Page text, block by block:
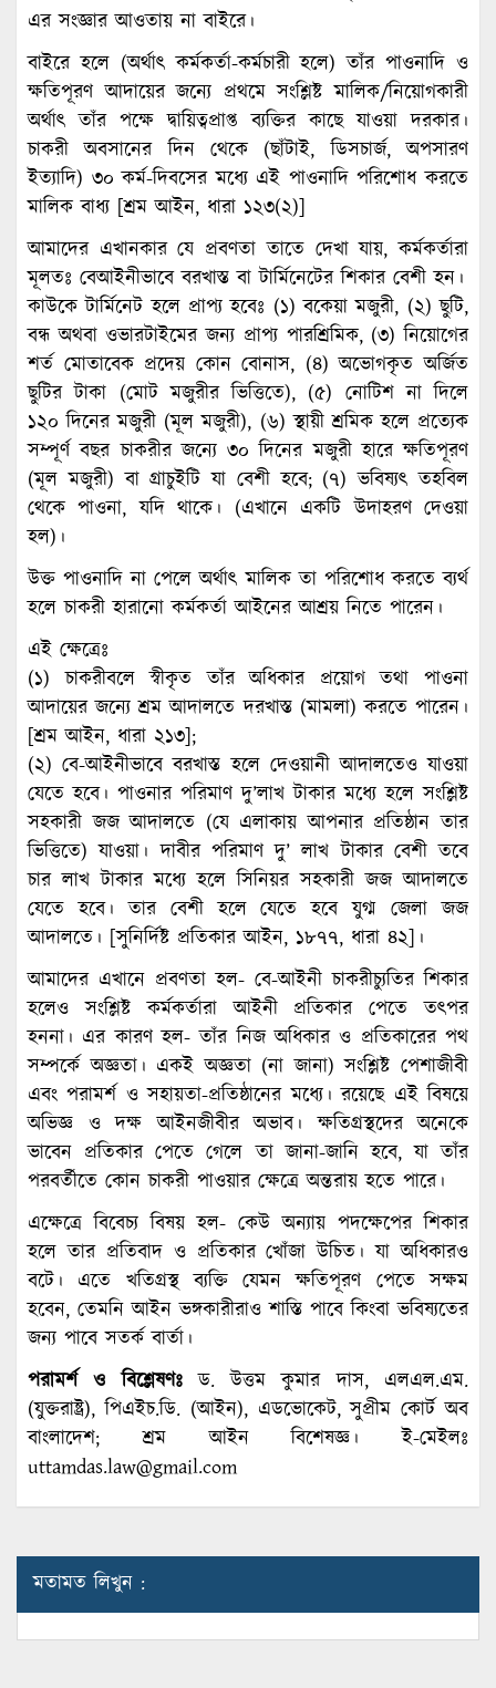
এর সংজ্ঞার আওতায় না বাইরে।
বাইরে হলে (অর্থাৎ কর্মকর্তা-কর্মচারী হলে) তাঁর পাওনাদি ও
ক্ষতিপূরণ আদায়ের জন্যে প্রথমে সংশ্লিষ্ট মালিক/নিয়োগকারী
অর্থাৎ তাঁর পক্ষে দ্বায়িত্বপ্রাপ্ত ব্যক্তির কাছে যাওয়া দরকার।
চাকরী অবসানের দিন থেকে (ছাঁটাই, ডিসচার্জ, অপসারণ
ইত্যাদি) ৩০ কর্ম-দিবসের মধ্যে এই পাওনাদি পরিশোধ করতে
মালিক বাধ্য [শ্রম আইন, ধারা ১২৩(২)]
আমাদের এখানকার যে প্রবণতা তাতে দেখা যায়, কর্মকর্তারা
মূলতঃ বেআইনীভাবে বরখাস্ত বা টার্মিনেটের শিকার বেশী হন।
কাউকে টার্মিনেট হলে প্রাপ্য হবেঃ (১) বকেয়া মজুরী, (২) ছুটি,
বন্ধ অথবা ওভারটাইমের জন্য প্রাপ্য পারশ্রিমিক, (৩) নিয়োগের
শর্ত মোতাবেক প্রদেয় কোন বোনাস, (৪) অভোগকৃত অর্জিত
ছুটির টাকা (মোট মজুরীর ভিত্তিতে), (৫) নোটিশ না দিলে
১২০ দিনের মজুরী (মূল মজুরী), (৬) স্থায়ী শ্রমিক হলে প্রত্যেক
সম্পূর্ণ বছর চাকরীর জন্যে ৩০ দিনের মজুরী হারে ক্ষতিপূরণ
(মূল মজুরী) বা গ্রাচুইটি যা বেশী হবে; (৭) ভবিষ্যৎ তহবিল
থেকে পাওনা, যদি থাকে। (এখানে একটি উদাহরণ দেওয়া
হল)।
উক্ত পাওনাদি না পেলে অর্থাৎ মালিক তা পরিশোধ করতে ব্যর্থ
হলে চাকরী হারানো কর্মকর্তা আইনের আশ্রয় নিতে পারেন।
এই ক্ষেত্রেঃ
(১) চাকরীবলে স্বীকৃত তাঁর অধিকার প্রয়োগ তথা পাওনা
আদায়ের জন্যে শ্রম আদালতে দরখাস্ত (মামলা) করতে পারেন।
[শ্রম আইন, ধারা ২১৩];
(২) বে-আইনীভাবে বরখাস্ত হলে দেওয়ানী আদালতেও যাওয়া
যেতে হবে। পাওনার পরিমাণ দু’লাখ টাকার মধ্যে হলে সংশ্লিষ্ট
সহকারী জজ আদালতে (যে এলাকায় আপনার প্রতিষ্ঠান তার
ভিত্তিতে) যাওয়া। দাবীর পরিমাণ দু’ লাখ টাকার বেশী তবে
চার লাখ টাকার মধ্যে হলে সিনিয়র সহকারী জজ আদালতে
যেতে হবে। তার বেশী হলে যেতে হবে যুগ্ম জেলা জজ
আদালতে। [সুনির্দিষ্ট প্রতিকার আইন, ১৮৭৭, ধারা ৪২]।
আমাদের এখানে প্রবণতা হল- বে-আইনী চাকরীচ্যুতির শিকার
হলেও সংশ্লিষ্ট কর্মকর্তারা আইনী প্রতিকার পেতে তৎপর
হননা। এর কারণ হল- তাঁর নিজ অধিকার ও প্রতিকারের পথ
সম্পর্কে অজ্ঞতা। একই অজ্ঞতা (না জানা) সংশ্লিষ্ট পেশাজীবী
এবং পরামর্শ ও সহায়তা-প্রতিষ্ঠানের মধ্যে। রয়েছে এই বিষয়ে
অভিজ্ঞ ও দক্ষ আইনজীবীর অভাব। ক্ষতিগ্রস্থদের অনেকে
ভাবেন প্রতিকার পেতে গেলে তা জানা-জানি হবে, যা তাঁর
পরবর্তীতে কোন চাকরী পাওয়ার ক্ষেত্রে অন্তরায় হতে পারে।
এক্ষেত্রে বিবেচ্য বিষয় হল- কেউ অন্যায় পদক্ষেপের শিকার
হলে তার প্রতিবাদ ও প্রতিকার খোঁজা উচিত। যা অধিকারও
বটে। এতে খতিগ্রস্থ ব্যক্তি যেমন ক্ষতিপূরণ পেতে সক্ষম
হবেন, তেমনি আইন ভঙ্গকারীরাও শাস্তি পাবে কিংবা ভবিষ্যতের
জন্য পাবে সতর্ক বার্তা।
পরামর্শ ও বিশ্লেষণঃড. উত্তম কুমার দাস, এলএল.এম.
(যুক্তরাষ্ট্র), পিএইচ.ডি. (আইন), এডভোকেট, সুপ্রীম কোর্ট অব
বাংলাদেশ; শ্রম আইন বিশেষজ্ঞ। ই-মেইলঃ
uttamdas.law@gmail.com
মতামত লিখুন :